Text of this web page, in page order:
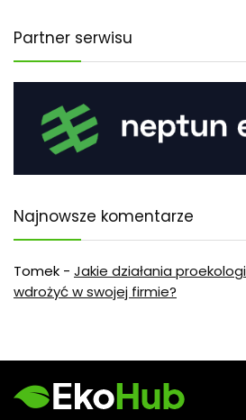
Partner serwisu
Najnowsze komentarze
Tomek - Jakie działania
wdrożyć w swojej firmie?